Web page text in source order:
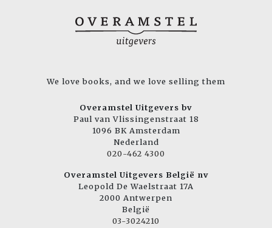
We love books, and we love selling them
Overamstel Uitgevers bv
Paul van Vlissingenstraat 18
1096 BK Amsterdam
Nederland
020-462 4300
Overamstel Uitgevers België nv
Leopold De Waelstraat 17A
2000 Antwerpen
België
03-3024210